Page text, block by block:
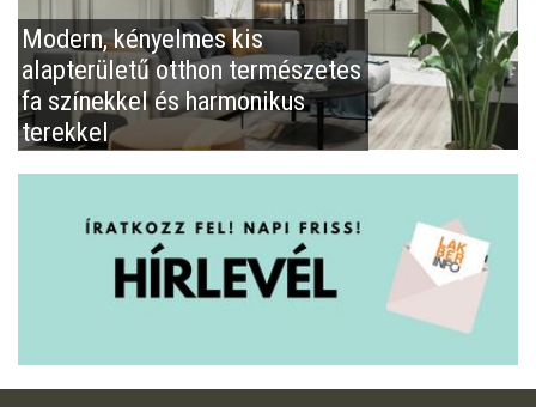
Modern, kényelmes kis
alapterületű otthon természetes
fa színekkel és harmonikus
terekkel